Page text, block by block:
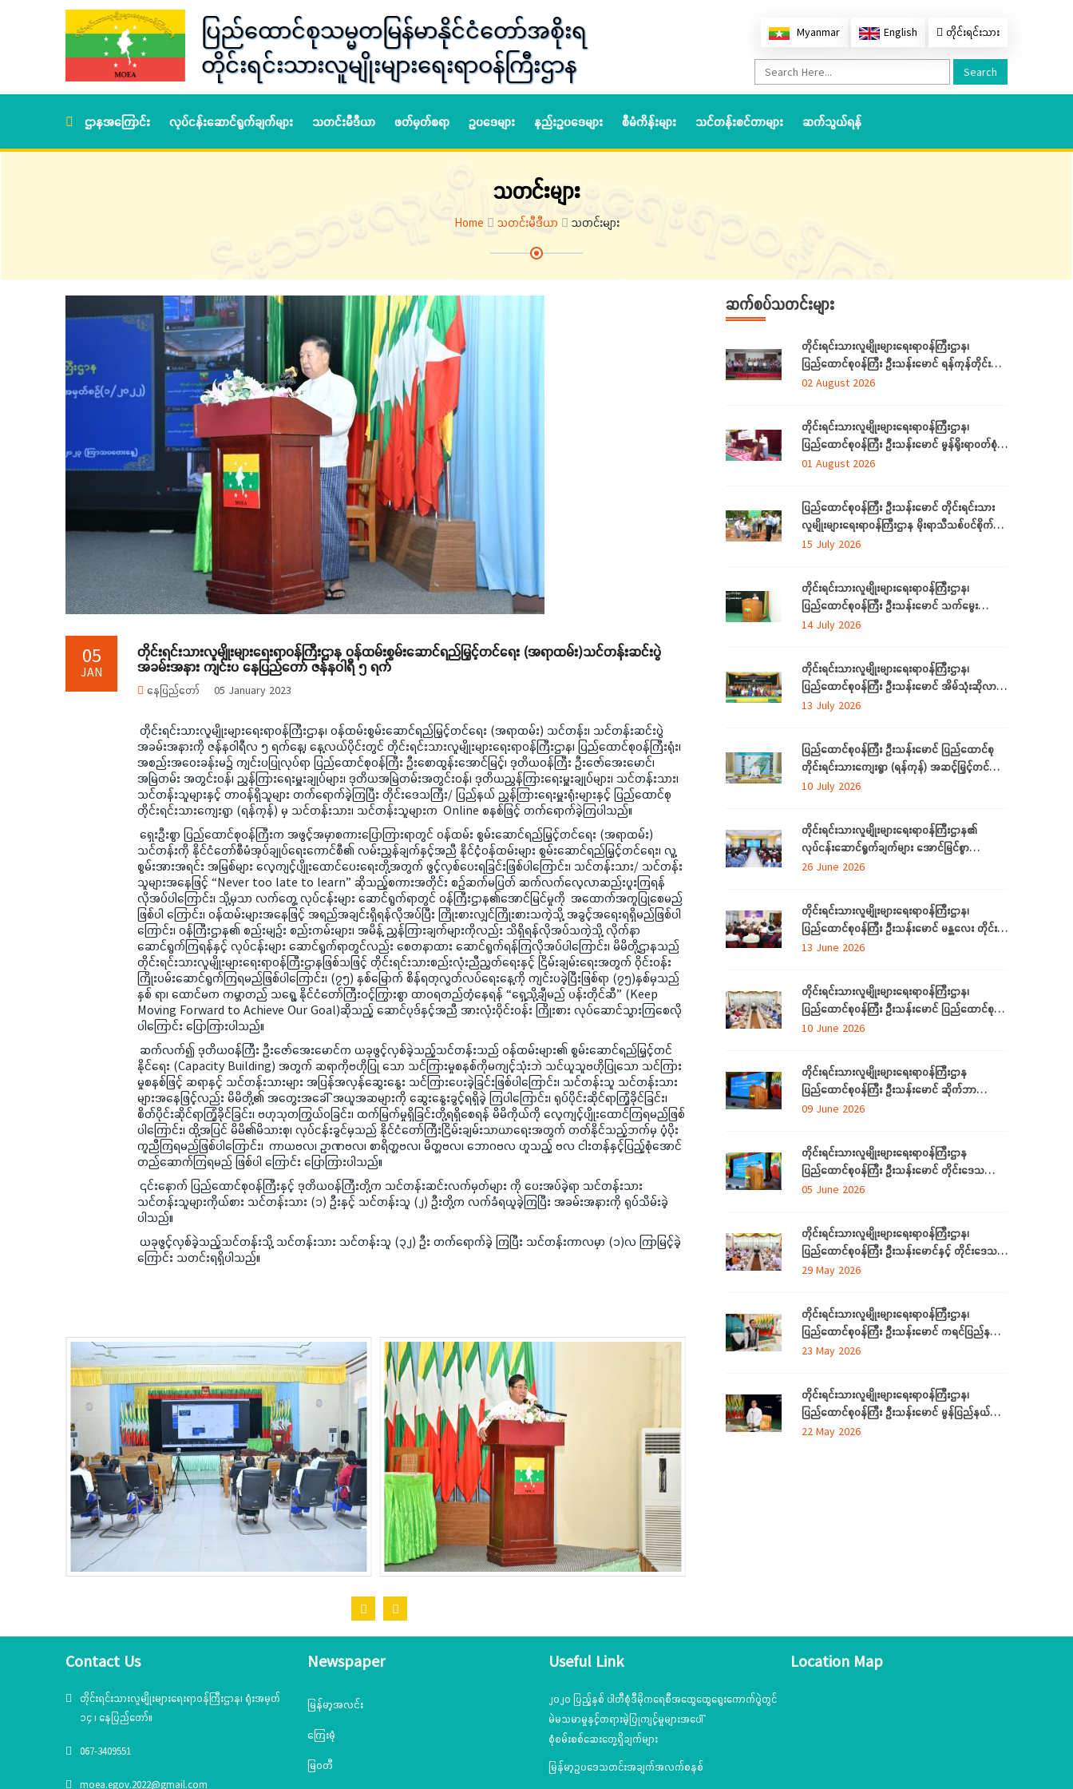
ပြည်ထောင်စုသမ္မတမြန်မာနိုင်ငံတော်အစိုးရ
တိုင်းရင်းသားလူမျိုးများရေးရာဝန်ကြီးဌာန
Myanmar English တိုင်းရင်းသား
Search
ဌာနအကြောင်း လုပ်ငန်းဆောင်ရွက်ချက်များ သတင်းမီဒီယာ ဖတ်မှတ်စရာ ဥပဒေများ နည်းဥပဒေများ စီမံကိန်းများ သင်တန်းစင်တာများ ဆက်သွယ်ရန်
သတင်းများ
Home သတင်းမီဒီယာ သတင်းများ
05
JAN
တိုင်းရင်းသားလူမျိုးများရေးရာဝန်ကြီးဌာန ဝန်ထမ်းစွမ်းဆောင်ရည်မြှင့်တင်ရေး (အရာထမ်း)သင်တန်းဆင်းပွဲ
အခမ်းအနား ကျင်းပ နေပြည်တော် ဇန်နဝါရီ ၅ ရက်
နေပြည်တော် 05 January 2023
တိုင်းရင်းသားလူမျိုးများရေးရာဝန်ကြီးဌာန၊ ဝန်ထမ်းစွမ်းဆောင်ရည်မြှင့်တင်ရေး (အရာထမ်း) သင်တန်း၊ သင်တန်းဆင်းပွဲ
အခမ်းအနားကို ဇန်နဝါရီလ ၅ ရက်နေ့၊ နေ့လယ်ပိုင်းတွင် တိုင်းရင်းသားလူမျိုးများရေးရာဝန်ကြီးဌာန၊ ပြည်ထောင်စုဝန်ကြီးရုံး၊
အစည်းအဝေးခန်းမ၌ ကျင်းပပြုလုပ်ရာ ပြည်ထောင်စုဝန်ကြီး ဦးစောထွန်းအောင်မြင့်၊ ဒုတိယဝန်ကြီး ဦးဇော်အေးမောင်၊
အမြဲတမ်း အတွင်းဝန်၊ ညွှန်ကြားရေးမှူးချုပ်များ၊ ဒုတိယအမြဲတမ်းအတွင်းဝန်၊ ဒုတိယညွှန်ကြားရေးမှူးချုပ်များ၊ သင်တန်းသား၊
သင်တန်းသူများနှင့် တာဝန်ရှိသူများ တက်ရောက်ခဲ့ကြပြီး တိုင်းဒေသကြီး/ ပြည်နယ် ညွှန်ကြားရေးမှူးရုံးများနှင့် ပြည်ထောင်စု
တိုင်းရင်းသားကျေးရွာ (ရန်ကုန်) မှ သင်တန်းသား၊ သင်တန်းသူများက Online စနစ်ဖြင့် တက်ရောက်ခဲ့ကြပါသည်။
ရှေးဦးစွာ ပြည်ထောင်စုဝန်ကြီးက အဖွင့်အမှာစကားပြောကြားရာတွင် ဝန်ထမ်း စွမ်းဆောင်ရည်မြှင့်တင်ရေး (အရာထမ်း)
သင်တန်းကို နိုင်ငံတော်စီမံအုပ်ချုပ်ရေးကောင်စီ၏ လမ်းညွှန်ချက်နှင့်အညီ နိုင်ငံ့ဝန်ထမ်းများ စွမ်းဆောင်ရည်မြှင့်တင်ရေး၊ လူ့
စွမ်းအားအရင်း အမြစ်များ လေ့ကျင့်ပျိုးထောင်ပေးရေးတို့အတွက် ဖွင့်လှစ်ပေးရခြင်းဖြစ်ပါကြောင်း၊ သင်တန်းသား/ သင်တန်း
သူများအနေဖြင့် “Never too late to learn” ဆိုသည့်စကားအတိုင်း စဉ်ဆက်မပြတ် ဆက်လက်လေ့လာဆည်းပူးကြရန်
လိုအပ်ပါကြောင်း၊ သို့မှသာ လက်တွေ့ လုပ်ငန်းများ ဆောင်ရွက်ရာတွင် ဝန်ကြီးဌာန၏အောင်မြင်မှုကို အထောက်အကူပြုစေမည်
ဖြစ်ပါ ကြောင်း၊ ဝန်ထမ်းများအနေဖြင့် အရည်အချင်းရှိရန်လိုအပ်ပြီး ကြိုးစားလျှင်ကြိုးစားသကဲ့သို့ အခွင့်အရေးရရှိမည်ဖြစ်ပါ
ကြောင်း၊ ဝန်ကြီးဌာန၏ စည်းမျဉ်း စည်းကမ်းများ၊ အမိန့် ညွှန်ကြားချက်များကိုလည်း သိရှိရန်လိုအပ်သကဲ့သို့ လိုက်နာ
ဆောင်ရွက်ကြရန်နှင့် လုပ်ငန်းများ ဆောင်ရွက်ရာတွင်လည်း စေတနာထား ဆောင်ရွက်ရန်ကြလိုအပ်ပါကြောင်း၊ မိမိတို့ဌာနသည်
တိုင်းရင်းသားလူမျိုးများရေးရာဝန်ကြီးဌာနဖြစ်သဖြင့် တိုင်းရင်းသားစည်းလုံးညီညွတ်ရေးနှင့် ငြိမ်းချမ်းရေးအတွက် ဝိုင်းဝန်း
ကြိုးပမ်းဆောင်ရွက်ကြရမည်ဖြစ်ပါကြောင်း၊ (၇၅) နှစ်မြောက် စိန်ရတုလွတ်လပ်ရေးနေ့ကို ကျင်းပခဲ့ပြီးဖြစ်ရာ (၇၅)နှစ်မှသည်
နှစ် ရာ၊ ထောင်မက ကမ္ဘာတည် သရွေ့ နိုင်ငံတော်ကြီးဝင့်ကြွားစွာ ထာဝရတည်တံ့နေရန် “ရှေ့သို့ချီမည် ပန်းတိုင်ဆီ” (Keep
Moving Forward to Achieve Our Goal)ဆိုသည့် ဆောင်ပုဒ်နှင့်အညီ အားလုံးဝိုင်းဝန်း ကြိုးစား လုပ်ဆောင်သွားကြစေလို
ပါကြောင်း ပြောကြားပါသည်။
ဆက်လက်၍ ဒုတိယဝန်ကြီး ဦးဇော်အေးမောင်က ယခုဖွင့်လှစ်ခဲ့သည့်သင်တန်းသည် ဝန်ထမ်းများ၏ စွမ်းဆောင်ရည်မြှင့်တင်
နိုင်ရေး (Capacity Building) အတွက် ဆရာကိုဗဟိုပြု သော သင်ကြားမှုစနစ်ကိုမကျင့်သုံးဘဲ သင်ယူသူဗဟိုပြုသော သင်ကြား
မှုစနစ်ဖြင့် ဆရာနှင့် သင်တန်းသားများ အပြန်အလှန်ဆွေးနွေး သင်ကြားပေးခဲ့ခြင်းဖြစ်ပါကြောင်း၊ သင်တန်းသူ သင်တန်းသား
များအနေဖြင့်လည်း မိမိတို့၏ အတွေးအခေါ် အယူအဆများကို ဆွေးနွေးခွင့်ရရှိခဲ့ ကြပါကြောင်း၊ ရုပ်ပိုင်းဆိုင်ရာကြံ့ခိုင်ခြင်း၊
စိတ်ပိုင်းဆိုင်ရာကြံ့ခိုင်ခြင်း၊ ဗဟုသုတကြွယ်ဝခြင်း၊ ထက်မြက်မှုရှိခြင်းတို့ရရှိစေရန် မိမိကိုယ်ကို လေ့ကျင့်ပျိုးထောင်ကြရမည်ဖြစ်
ပါကြောင်း၊ ထို့အပြင် မိမိ၏မိသားစု၊ လုပ်ငန်းခွင်မှသည် နိုင်ငံတော်ကြီးငြိမ်းချမ်းသာယာရေးအတွက် တတ်နိုင်သည့်ဘက်မှ ပံ့ပိုး
ကူညီကြရမည်ဖြစ်ပါကြောင်း၊ ကာယဗလ၊ ဥာဏဗလ၊ စာရိတ္တဗလ၊ မိတ္တဗလ၊ ဘောဂဗလ ဟူသည့် ဗလ ငါးတန်နှင့်ပြည့်စုံအောင်
တည်ဆောက်ကြရမည် ဖြစ်ပါ ကြောင်း ပြောကြားပါသည်။
၎င်းနောက် ပြည်ထောင်စုဝန်ကြီးနှင့် ဒုတိယဝန်ကြီးတို့က သင်တန်းဆင်းလက်မှတ်များ ကို ပေးအပ်ခဲ့ရာ သင်တန်းသား
သင်တန်းသူများကိုယ်စား သင်တန်းသား (၁) ဦးနှင့် သင်တန်းသူ (၂) ဦးတို့က လက်ခံရယူခဲ့ကြပြီး အခမ်းအနားကို ရုပ်သိမ်းခဲ့
ပါသည်။
ယခုဖွင့်လှစ်ခဲ့သည့်သင်တန်းသို့ သင်တန်းသား သင်တန်းသူ (၃၂) ဦး တက်ရောက်ခဲ့ ကြပြီး သင်တန်းကာလမှာ (၁)လ ကြာမြင့်ခဲ့
ကြောင်း သတင်းရရှိပါသည်။
ဆက်စပ်သတင်းများ
တိုင်းရင်းသားလူမျိုးများရေးရာဝန်ကြီးဌာန၊
ပြည်ထောင်စုဝန်ကြီး ဦးသန်းမောင် ရန်ကုန်တိုင်း
ဒေသကြီးအတွင်းရှိ တိုင်းရင်းသားဘာသာသင် ဆရာ/
02 August 2026
တိုင်းရင်းသားလူမျိုးများရေးရာဝန်ကြီးဌာန၊
ပြည်ထောင်စုဝန်ကြီး ဦးသန်းမောင် မွန်ရိုးရာဝတ်စုံ
ချုပ်လုပ်နည်းသင်တန်းဆင်းပွဲအခမ်းအနားသို့တက်
01 August 2026
ပြည်ထောင်စုဝန်ကြီး ဦးသန်းမောင် တိုင်းရင်းသား
လူမျိုးများရေးရာဝန်ကြီးဌာန မိုးရာသီသစ်ပင်စိုက်ပျိုး
ပွဲ အခမ်းအနားတက်ရောက်
15 July 2026
တိုင်းရင်းသားလူမျိုးများရေးရာဝန်ကြီးဌာန၊
ပြည်ထောင်စုဝန်ကြီး ဦးသန်းမောင် သက်မွေး
ပညာသင်တန်းများ သင်တန်းဆင်းပွဲအခမ်းအနားသို့
14 July 2026
တိုင်းရင်းသားလူမျိုးများရေးရာဝန်ကြီးဌာန၊
ပြည်ထောင်စုဝန်ကြီး ဦးသန်းမောင် အိမ်သုံးဆိုလာ
များ လွှဲပြောင်းထောက်ပံ့ပေးခြင်း အခမ်းအနားသို့
13 July 2026
ပြည်ထောင်စုဝန်ကြီး ဦးသန်းမောင် ပြည်ထောင်စု
တိုင်းရင်းသားကျေးရွာ (ရန်ကုန်) အဆင့်မြှင့်တင်
လုပ်ငန်းဆောင်ရွက်မှုများအား သွားရောက်ကြည့်ရှု
10 July 2026
တိုင်းရင်းသားလူမျိုးများရေးရာဝန်ကြီးဌာန၏
လုပ်ငန်းဆောင်ရွက်ချက်များ အောင်မြင်စွာ
အကောင်အထည်ဖော်နိုင်ရေးအတွက် ရှင်းလင်း
26 June 2026
တိုင်းရင်းသားလူမျိုးများရေးရာဝန်ကြီးဌာန၊
ပြည်ထောင်စုဝန်ကြီး ဦးသန်းမောင် မန္တလေး တိုင်း
ဒေသကြီးအတွင်းရှိ တိုင်းရင်းသားစာပေနှင့်
13 June 2026
တိုင်းရင်းသားလူမျိုးများရေးရာဝန်ကြီးဌာန၊
ပြည်ထောင်စုဝန်ကြီး ဦးသန်းမောင် ပြည်ထောင်စု
နယ်မြေ နေပြည်တော်အတွင်းရှိ တိုင်းရင်းသားစာပေ
ဆွေးနွေး
10 June 2026
တိုင်းရင်းသားလူမျိုးများရေးရာဝန်ကြီးဌာန
ပြည်ထောင်စုဝန်ကြီး ဦးသန်းမောင် ဆိုက်ဘာ
လုံခြုံရေး (Cyber Security) ဆိုင်ရာ အသိပညာ
09 June 2026
တိုင်းရင်းသားလူမျိုးများရေးရာဝန်ကြီးဌာန
ပြည်ထောင်စုဝန်ကြီး ဦးသန်းမောင် တိုင်းဒေသကြီး
နှင့် ပြည်နယ်များမှ လေ့လာရေးခရီးလာရောက်ကြ
အသင်းအဖွဲ့ ကိုယ်စားလှယ်များအား တည်ခင်းဧည့်ခံ
သည့် ဂုဏ်ပြုညစာစားပွဲသို့တက်ရောက်
05 June 2026
တိုင်းရင်းသားလူမျိုးများရေးရာဝန်ကြီးဌာန၊
ပြည်ထောင်စုဝန်ကြီး ဦးသန်းမောင်နှင့် တိုင်းဒေသ
ကြီးနှင့်ပြည်နယ် တိုင်းရင်းသားလူမျိုးရေးရာဝန်ကြီး
29 May 2026
တိုင်းရင်းသားလူမျိုးများရေးရာဝန်ကြီးဌာန၊
ပြည်ထောင်စုဝန်ကြီး ဦးသန်းမောင် ကရင်ပြည်နယ်
အတွင်းရှိ တိုင်းရင်းသားစာပေနှင့်ယဉ်ကျေးမှု
နှင့်တွေ့ဆုံအမှာစကားပြောကြား
23 May 2026
တိုင်းရင်းသားလူမျိုးများရေးရာဝန်ကြီးဌာန၊
ပြည်ထောင်စုဝန်ကြီး ဦးသန်းမောင် မွန်ပြည်နယ်
အတွင်းရှိ တိုင်းရင်းသားစာပေနှင့်ယဉ်ကျေးမှု
22 May 2026
Contact Us
တိုင်းရင်းသားလူမျိုးများရေးရာဝန်ကြီးဌာန၊ ရုံးအမှတ်
၁၄ ၊ နေပြည်တော်။
067-3409551
moea.egov.2022@gmail.com
Newspaper
မြန်မာ့အလင်း
ကြေးမုံ
မြဝတီ
Useful Link
၂၀၂၀ ပြည့်နှစ် ပါတီစုံဒီမိုကရေစီအထွေထွေရွေးကောက်ပွဲတွင်
မဲမသမာမှုနှင့်တရားမဲ့ပြုကျင့်မှုများအပေါ်
စုံစမ်းစစ်ဆေးတွေ့ရှိချက်များ
မြန်မာ့ဥပဒေသတင်းအချက်အလက်စနစ်
Location Map